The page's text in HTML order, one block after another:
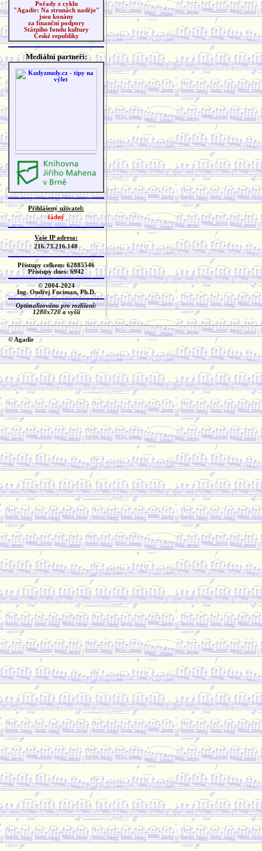
Pořady z cyklu
"Agadir: Na strunách naděje"
jsou konány
za finanční podpory
Státního fondu kultury
České republiky
Mediální partneři:
Přihlášený uživatel:
žádný
Vaše IP adresa:
216.73.216.140
Přístupy celkem: 62885546
Přístupy dnes: 6942
© 2004-2024
Ing. Ondřej Fuciman, Ph.D.
Optimalizováno pro rozlišení:
1280x720 a vyšší
© Agadir